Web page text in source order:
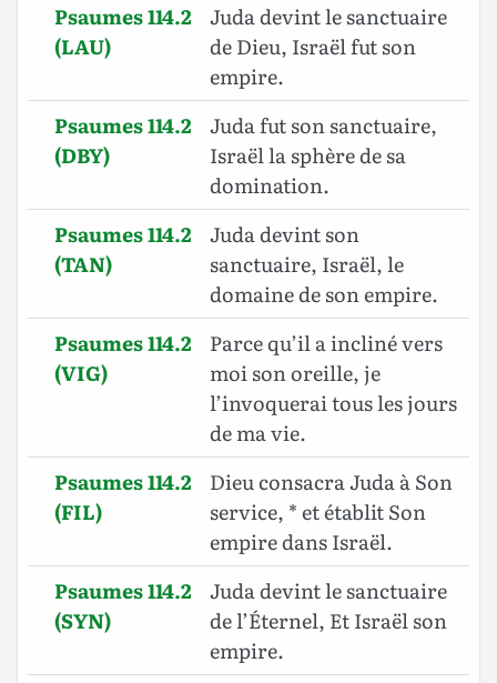
Psaumes 114.2
(LAU)
Juda devint le sanctuaire
de Dieu, Israël fut son
empire.
Psaumes 114.2
(DBY)
Juda fut son sanctuaire,
Israël la sphère de sa
domination.
Psaumes 114.2
(TAN)
Juda devint son
sanctuaire, Israël, le
domaine de son empire.
Psaumes 114.2
(VIG)
Parce qu’il a incliné vers
moi son oreille, je
l’invoquerai tous les jours
de ma vie.
Psaumes 114.2
(FIL)
Dieu consacra Juda à Son
service, * et établit Son
empire dans Israël.
Psaumes 114.2
(SYN)
Juda devint le sanctuaire
de l’Éternel, Et Israël son
empire.